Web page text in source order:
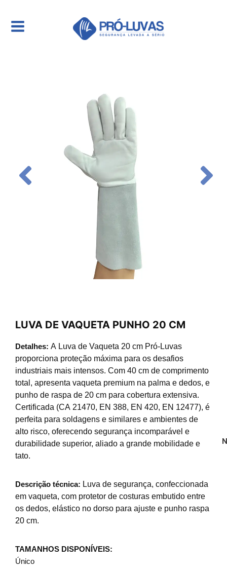
LUVA DE VAQUETA PUNHO 20 CM
Detalhes: A Luva de Vaqueta 20 cm Pró-Luvas
proporciona proteção máxima para os desafios
industriais mais intensos. Com 40 cm de comprimento
total, apresenta vaqueta premium na palma e dedos, e
punho de raspa de 20 cm para cobertura extensiva.
Certificada (CA 21470, EN 388, EN 420, EN 12477), é
perfeita para soldagens e similares e ambientes de
alto risco, oferecendo segurança incomparável e
durabilidade superior, aliado a grande mobilidade e
tato.
Descrição técnica: Luva de segurança, confeccionada
em vaqueta, com protetor de costuras embutido entre
os dedos, elástico no dorso para ajuste e punho raspa
20 cm.
TAMANHOS DISPONÍVEIS:
Único